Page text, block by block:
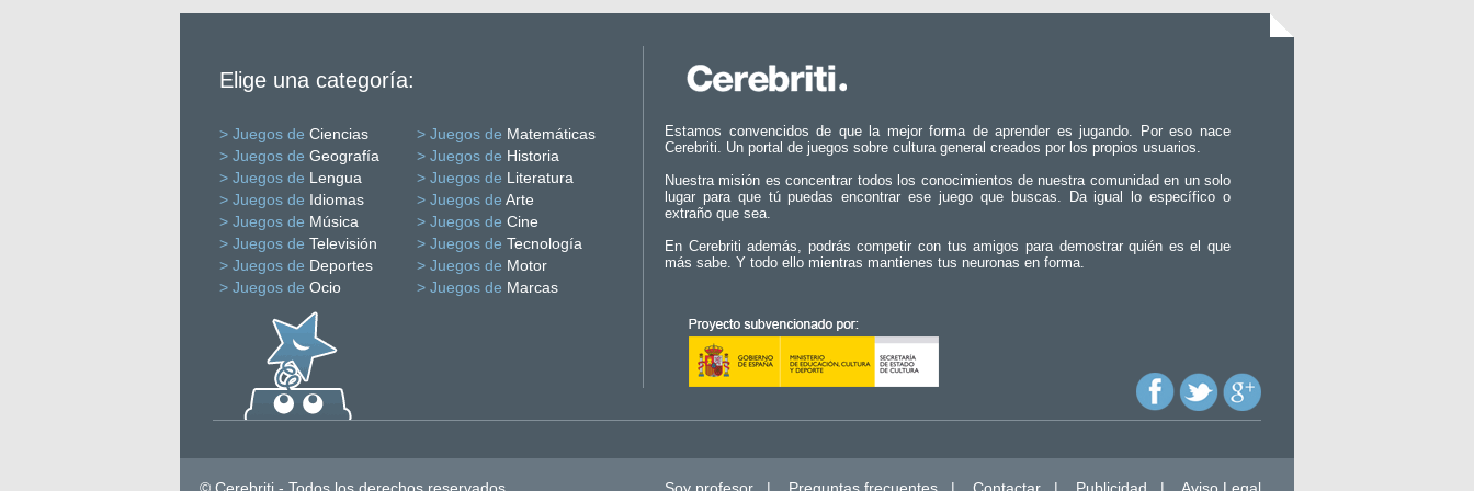
Elige una categoría:
> Juegos de Ciencias > Juegos de Matemáticas
> Juegos de Geografía > Juegos de Historia
> Juegos de Lengua > Juegos de Literatura
> Juegos de Idiomas > Juegos de Arte
> Juegos de Música > Juegos de Cine
> Juegos de Televisión > Juegos de Tecnología
> Juegos de Deportes > Juegos de Motor
> Juegos de Ocio > Juegos de Marcas
Estamos convencidos de que la mejor forma de aprender es jugando. Por eso nace
Cerebriti. Un portal de juegos sobre cultura general creados por los propios usuarios.
Nuestra misión es concentrar todos los conocimientos de nuestra comunidad en un solo
lugar para que tú puedas encontrar ese juego que buscas. Da igual lo específico o
extraño que sea.
En Cerebriti además, podrás competir con tus amigos para demostrar quién es el que
más sabe. Y todo ello mientras mantienes tus neuronas en forma.